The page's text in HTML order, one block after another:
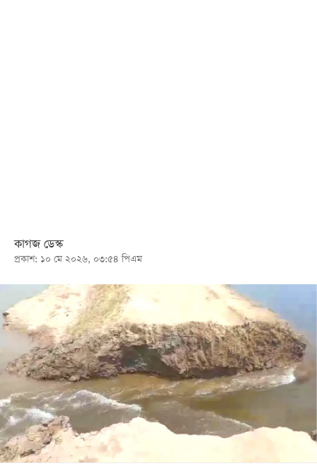
ভিডিও
আর্কাইভ
আজকের
পত্রিকা
ই-
পেপার
কাগজ ডেস্ক
প্রকাশ: ১০ মে ২০২৬, ০৩:৫৪ পিএম